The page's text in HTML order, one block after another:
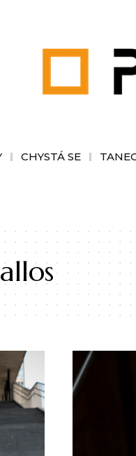
CHYSTÁ SE